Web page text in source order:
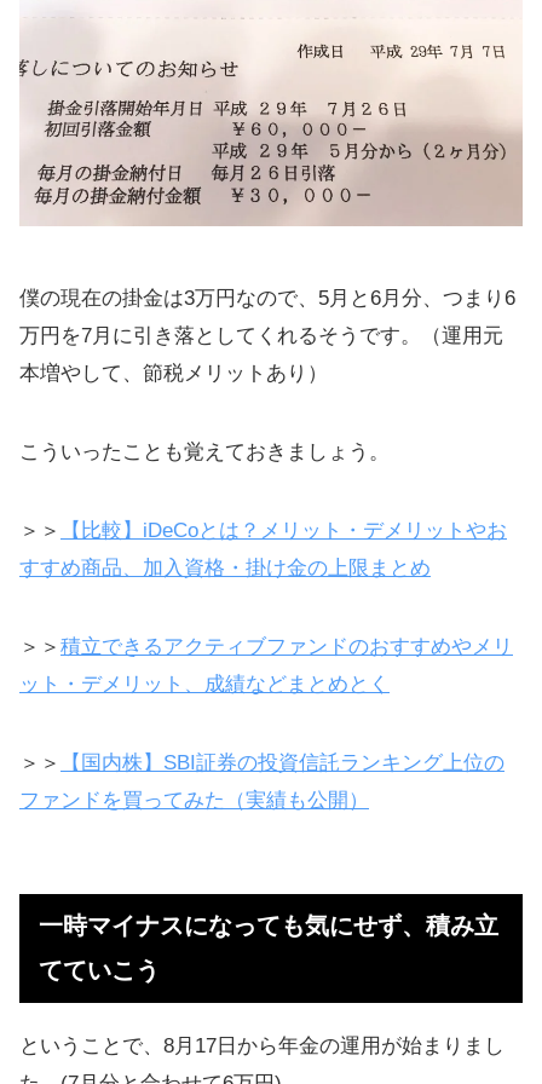
僕の現在の掛金は3万円なので、5月と6月分、つまり6
万円を7月に引き落としてくれるそうです。（運用元
本増やして、節税メリットあり）
こういったことも覚えておきましょう。
＞＞
【比較】iDeCoとは？メリット・デメリットやお
すすめ商品、加入資格・掛け金の上限まとめ
＞＞ 積立できるアクティブファンドのおすすめやメリ
ット・デメリット、成績などまとめとく
＞＞
【国内株】SBI証券の投資信託ランキング上位の
ファンドを買ってみた（実績も公開）
一時マイナスになっても気にせず、積み立
てていこう
ということで、8月17日から年金の運用が始まりまし